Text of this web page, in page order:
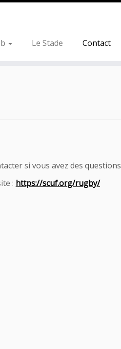
Le Stade Contact
si vous avez des questions
: https://scuf.org/rugby/